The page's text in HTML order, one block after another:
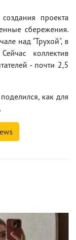
проекта
сбережения.
над "Трухой", в
коллектив
- почти 2,5
как для